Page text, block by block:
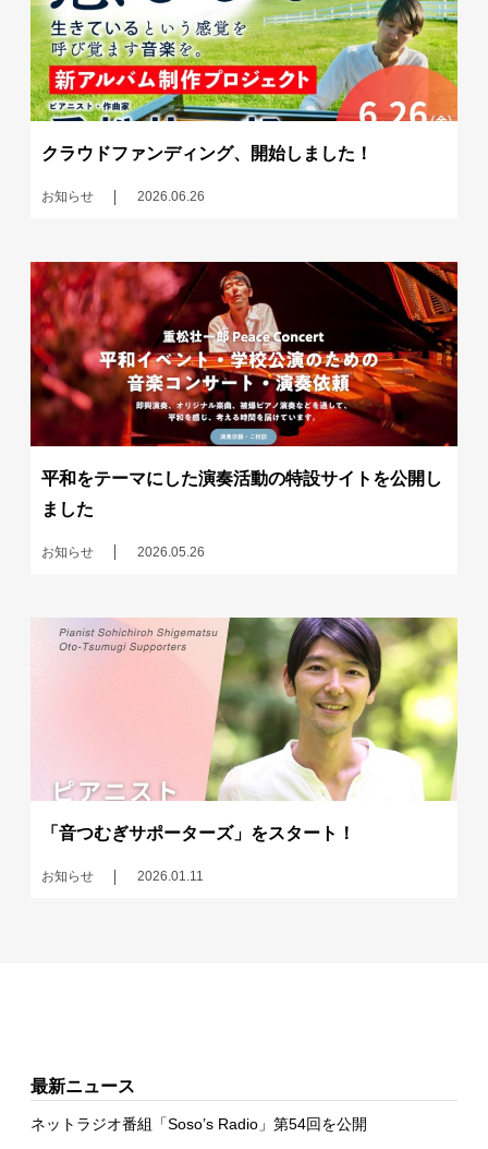
クラウドファンディング、開始しました！
お知らせ 2026.06.26
平和をテーマにした演奏活動の特設サイトを公開し
ました
お知らせ 2026.05.26
「音つむぎサポーターズ」をスタート！
お知らせ 2026.01.11
最新ニュース
ネットラジオ番組「Soso’s Radio」第54回を公開